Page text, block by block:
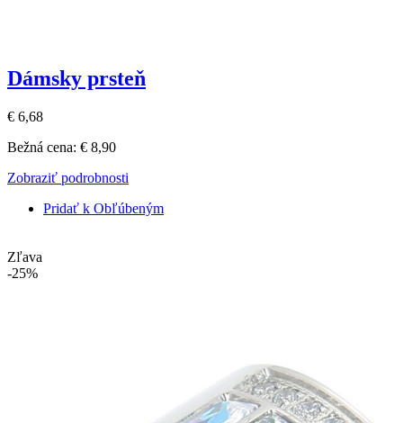
Dámsky prsteň
€ 6,68
Bežná cena: € 8,90
Zobraziť podrobnosti
Pridať k Obľúbeným
Zľava
-25%